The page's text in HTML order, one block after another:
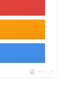
ポチップ